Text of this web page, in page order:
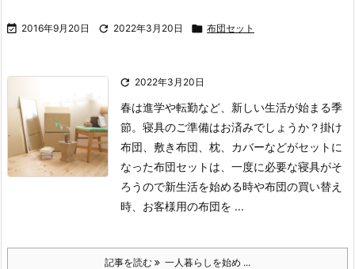
 2016年9月20日  2022年3月20日  布団セット
 2022年3月20日
春は進学や転勤など、新しい生活が始まる季
節。寝具のご準備はお済みでしょうか？掛け
布団、敷き布団、枕、カバーなどがセットに
なった布団セットは、一度に必要な寝具がそ
ろうので新生活を始める時や布団の買い替え
時、お客様用の布団を ...
記事を読む 一人暮らしを始め ...